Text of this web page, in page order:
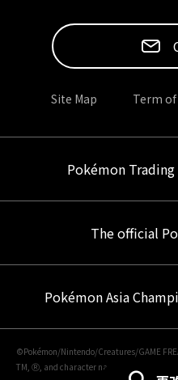
Site Map Term of
Pokémon Trading
The official
Pokémon Asia
©Pokémon/Nintendo/Creatures/GAME
TM, Ⓡ, and character names are